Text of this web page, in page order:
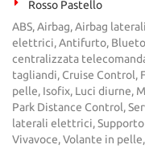
Rosso Pastello
ABS, Airbag, Airbag
elettrici, Antifurto,
centralizzata
tagliandi, Cruise Control,
pelle, Isofix, Luci diurne,
Park Distance Control,
laterali elettrici, Supporto
Vivavoce, Volante in